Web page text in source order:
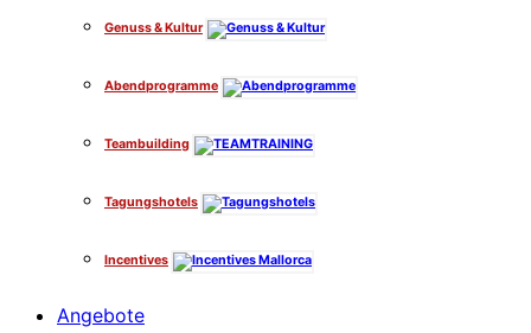
Genuss & Kultur
Abendprogramme
Teambuilding
Tagungshotels
Incentives
Angebote